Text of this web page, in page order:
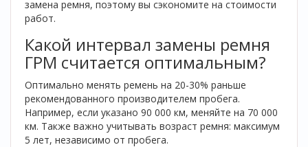
замена ремня, поэтому вы сэкономите на стоимости
работ.
Какой интервал замены ремня
ГРМ считается оптимальным?
Оптимально менять ремень на 20-30% раньше
рекомендованного производителем пробега.
Например, если указано 90 000 км, меняйте на 70 000
км. Также важно учитывать возраст ремня: максимум
5 лет, независимо от пробега.